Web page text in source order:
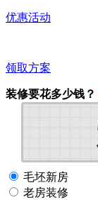
优惠活动
领取方案
装修要花多少钱？
毛坯新房
老房装修